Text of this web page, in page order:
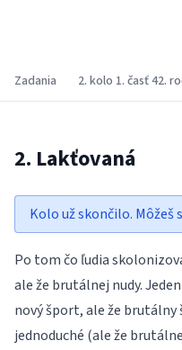
Zadania 2. kolo 1. časť 42.
2. Lakťovaná
Kolo už skončilo. Môžeš
Po tom čo ľudia
ale že brutálnej nudy.
nový šport, ale že brutálny
jednoduché (ale že